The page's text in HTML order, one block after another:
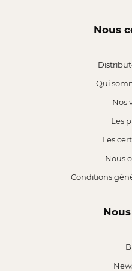
Nous
Qui
Nos
Les
Les
Nous
Conditions